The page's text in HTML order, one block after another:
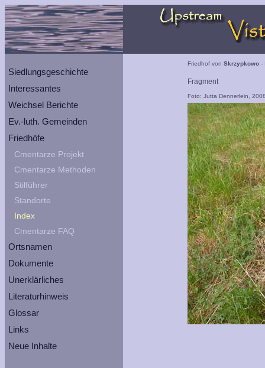
Siedlungsgeschichte
Interessantes
Weichsel Berichte
Ev.-luth. Gemeinden
Friedhöfe
Cmentarze Projekt
Cmentarze Methoden
Stilführer
Standorte
Index
Cmentarze FAQ
Ortsnamen
Dokumente
Unerklärliches
Literaturhinweis
Glossar
Links
Neue Inhalte
Friedhof von Skrzypkowo -
Fragment
Foto: Jutta Dennerlein,